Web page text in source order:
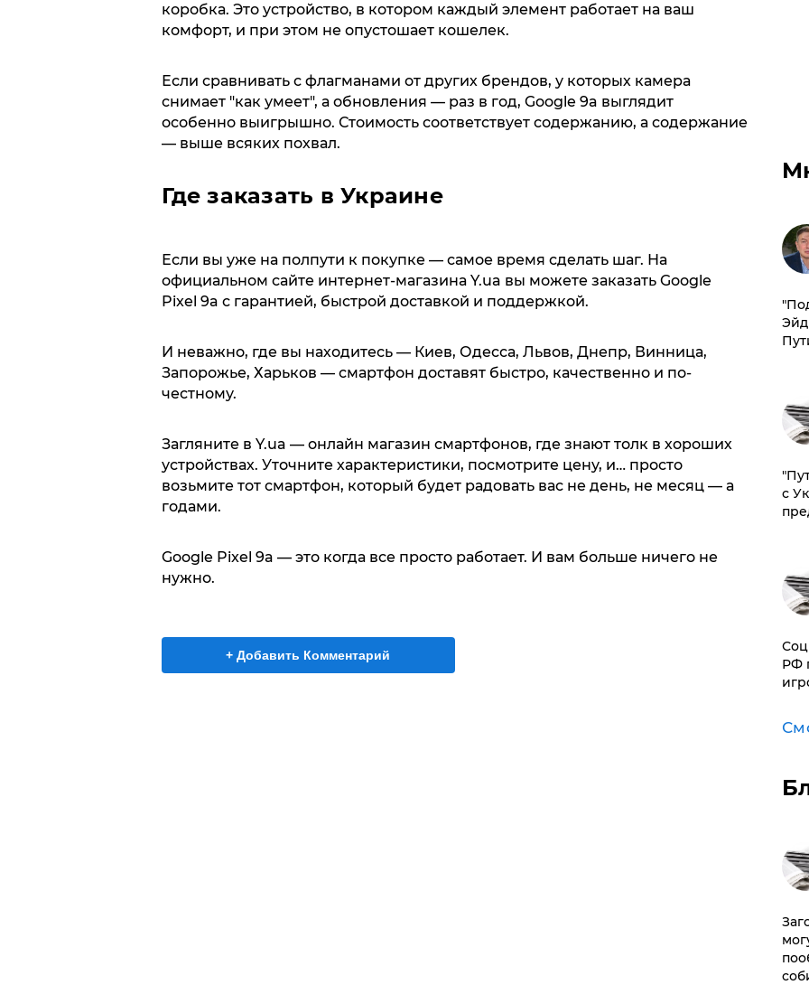
коробка. Это устройство, в котором каждый элемент работает на ваш
комфорт, и при этом не опустошает кошелек.
Если сравнивать с флагманами от других брендов, у которых камера
снимает "как умеет", а обновления — раз в год, Google 9a выглядит
особенно выигрышно. Стоимость соответствует содержанию, а содержание
— выше всяких похвал.
Где заказать в Украине
Если вы уже на полпути к покупке — самое время сделать шаг. На
официальном сайте интернет-магазина Y.ua вы можете заказать Google
Pixel 9a с гарантией, быстрой доставкой и поддержкой.
И неважно, где вы находитесь — Киев, Одесса, Львов, Днепр, Винница,
Запорожье, Харьков — смартфон доставят быстро, качественно и по-
честному.
Загляните в Y.ua — онлайн магазин смартфонов, где знают толк в хороших
устройствах. Уточните характеристики, посмотрите цену, и… просто
возьмите тот смартфон, который будет радовать вас не день, не месяц — а
годами.
Google Pixel 9a — это когда все просто работает. И вам больше ничего не
нужно.
+ Добавить Комментарий
с
РФ